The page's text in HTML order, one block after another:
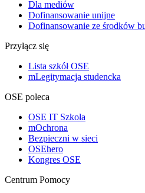
Dla mediów
Dofinansowanie unijne
Dofinansowanie ze środków
Przyłącz się
Lista szkół OSE
mLegitymacja studencka
OSE poleca
OSE IT Szkoła
mOchrona
Bezpieczni w sieci
OSEhero
Kongres OSE
Centrum Pomocy